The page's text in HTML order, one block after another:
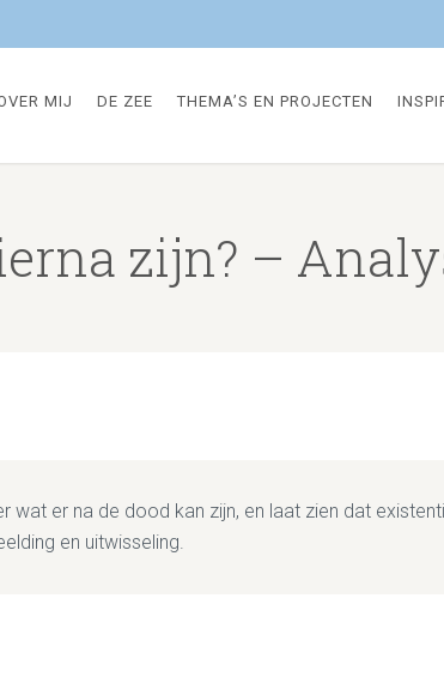
MIJ DE ZEE THEMA’S EN PROJECTEN
zijn? –
er na de dood kan zijn, en laat zien dat
en uitwisseling.